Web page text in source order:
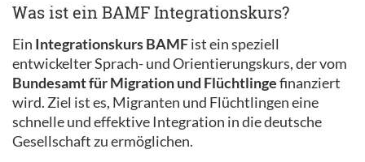
Was ist ein BAMF Integrationskurs?
Ein Integrationskurs BAMFist ein speziell
entwickelter Sprach- und Orientierungskurs, der vom
Bundesamt für Migration und Flüchtlingefinanziert
wird. Ziel ist es, Migranten und Flüchtlingen eine
schnelle und effektive Integration in die deutsche
Gesellschaft zu ermöglichen.